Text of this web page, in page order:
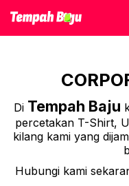
Di Tempah Baju
percetakan T-Shirt,
kilang kami yang
Hubungi kami